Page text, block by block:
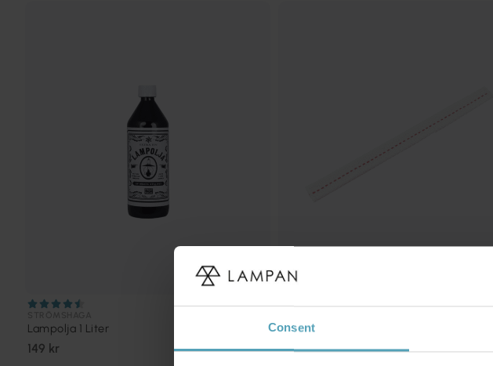
Consent
Lampolja 1 Liter
149 kr
Veke 25cm
25 kr